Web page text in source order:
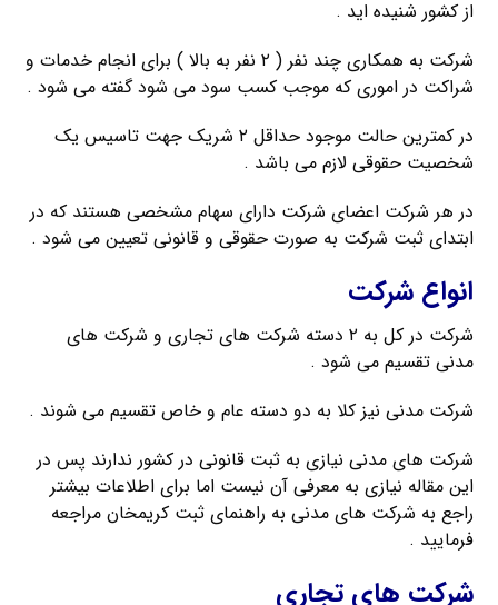
از کشور شنیده اید .
شرکت به همکاری چند نفر ( ۲ نفر به بالا ) برای انجام خدمات و
شراکت در اموری که موجب کسب سود می شود گفته می شود .
در کمترین حالت موجود حداقل ۲ شریک جهت تاسیس یک
شخصیت حقوقی لازم می باشد .
در هر شرکت اعضای شرکت دارای سهام مشخصی هستند که در
ابتدای ثبت شرکت به صورت حقوقی و قانونی تعیین می شود .
انواع شرکت
شرکت در کل به ۲ دسته شرکت های تجاری و شرکت های
مدنی تقسیم می شود .
شرکت مدنی نیز کلا به دو دسته عام و خاص تقسیم می شوند .
شرکت های مدنی نیازی به ثبت قانونی در کشور ندارند پس در
این مقاله نیازی به معرفی آن نیست اما برای اطلاعات بیشتر
راجع به شرکت های مدنی به راهنمای ثبت کریمخان مراجعه
فرمایید .
شرکت های تجاری